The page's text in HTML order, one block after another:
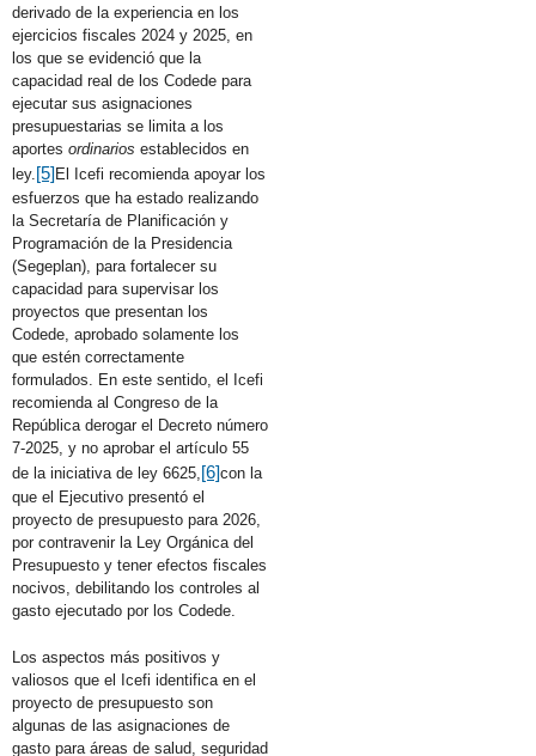
derivado de la experiencia en los
ejercicios fiscales 2024 y 2025, en
los que se evidenció que la
capacidad real de los Codede para
ejecutar sus asignaciones
presupuestarias se limita a los
aportes ordinarios establecidos en
ley. [5] El Icefi recomienda apoyar los
esfuerzos que ha estado realizando
la Secretaría de Planificación y
Programación de la Presidencia
(Segeplan), para fortalecer su
capacidad para supervisar los
proyectos que presentan los
Codede, aprobado solamente los
que estén correctamente
formulados. En este sentido, el Icefi
recomienda al Congreso de la
República derogar el Decreto número
7-2025, y no aprobar el artículo 55
de la iniciativa de ley 6625, [6]con la
que el Ejecutivo presentó el
proyecto de presupuesto para 2026,
por contravenir la Ley Orgánica del
Presupuesto y tener efectos fiscales
nocivos, debilitando los controles al
gasto ejecutado por los Codede.
Los aspectos más positivos y
valiosos que el Icefi identifica en el
proyecto de presupuesto son
algunas de las asignaciones de
gasto para áreas de salud, seguridad